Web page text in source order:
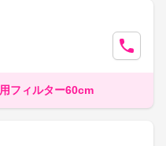
フィルター60cm